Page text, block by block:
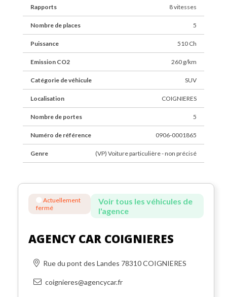
Rapports 8 vitesses
Nombre de places 5
Puissance 510 Ch
Emission CO2 260 g/km
Catégorie de véhicule SUV
Localisation COIGNIERES
Nombre de portes 5
Numéro de référence 0906-0001865
Genre (VP) Voiture particulière - non précisé
Actuellement
fermé
Voir tous les véhicules de
l'agence
AGENCY CAR COIGNIERES
Rue du pont des Landes 78310 COIGNIERES
coignieres@agencycar.fr